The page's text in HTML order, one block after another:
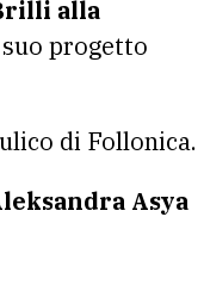
alla
progetto
di Follonica.
Asya